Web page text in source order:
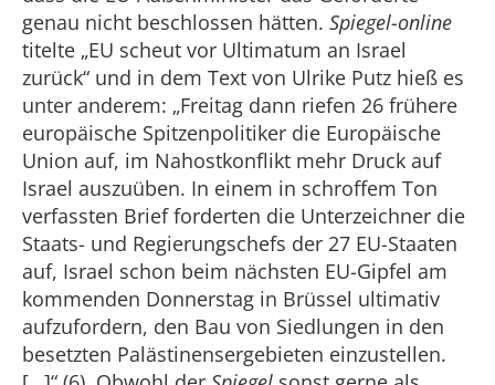
genau nicht beschlossen hätten. Spiegel-online
titelte „EU scheut vor Ultimatum an Israel
zurück“ und in dem Text von Ulrike Putz hieß es
unter anderem: „Freitag dann riefen 26 frühere
europäische Spitzenpolitiker die Europäische
Union auf, im Nahostkonflikt mehr Druck auf
Israel auszuüben. In einem in schroffem Ton
verfassten Brief forderten die Unterzeichner die
Staats- und Regierungschefs der 27 EU-Staaten
auf, Israel schon beim nächsten EU-Gipfel am
kommenden Donnerstag in Brüssel ultimativ
aufzufordern, den Bau von Siedlungen in den
besetzten Palästinensergebieten einzustellen.